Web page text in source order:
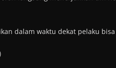
dalam waktu dekat pelaku